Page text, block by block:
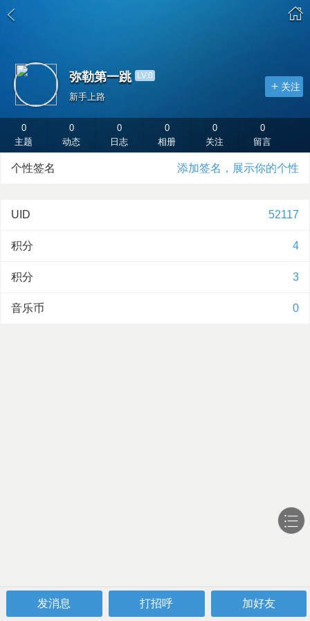
发消息 打招呼 加好友
新手上路
关注
弥勒第一跳 LV.0
0
主题
0
动态
0
日志
0
相册
0
关注
0
留言
个性签名 添加签名，展示你的个性
UID 52117
积分 4
积分 3
音乐币 0
导航站